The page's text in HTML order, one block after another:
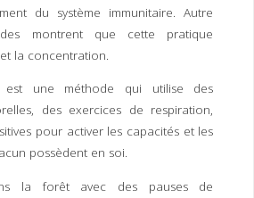
du système immunitaire. Autre
montrent que cette pratique
la concentration.
est une méthode qui utilise des
des exercices de respiration,
pour activer les capacités et les
possèdent en soi.
la forêt avec des pauses de